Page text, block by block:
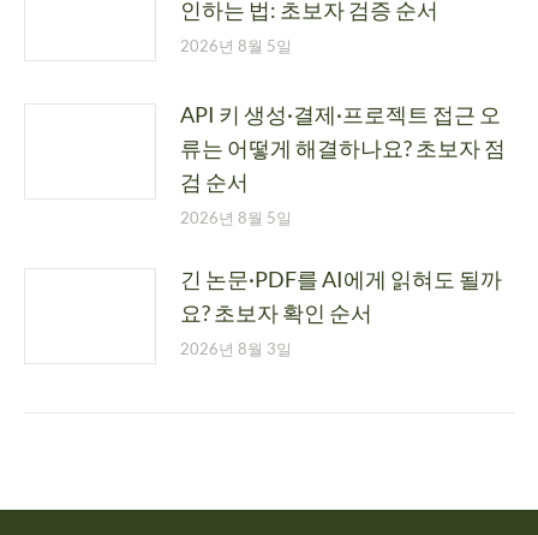
인하는 법: 초보자 검증 순서
2026년 8월 5일
API 키 생성·결제·프로젝트 접근 오
류는 어떻게 해결하나요? 초보자 점
검 순서
2026년 8월 5일
긴 논문·PDF를 AI에게 읽혀도 될까
요? 초보자 확인 순서
2026년 8월 3일